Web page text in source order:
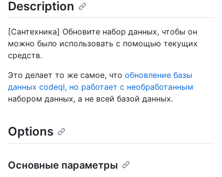
Description
[Сантехника] Обновите набор данных, чтобы он
можно было использовать с помощью текущих
средств.
Это делает то же самое, что обновление базы
данных codeql, но работает с необработанным
набором данных, а не всей базой данных.
Options
Основные параметры